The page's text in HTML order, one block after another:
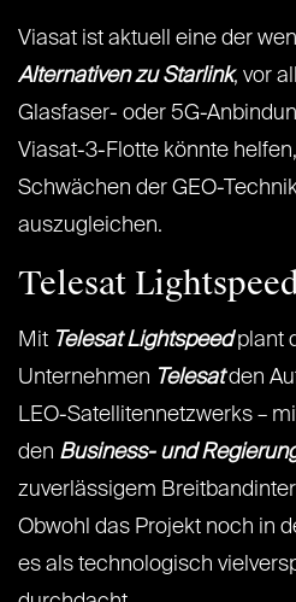
Viasat ist aktuell eine der
Alternativen zu Starlink, vor
Glasfaser- oder 5G-
Viasat-3-Flotte könnte
Schwächen der GEO-
auszugleichen.
Telesat
Mit Telesat Lightspeedplant
Unternehmen Telesat den
LEO-Satellitennetzwerks –
den Business- und
zuverlässigem
Obwohl das Projekt noch in
es als technologisch